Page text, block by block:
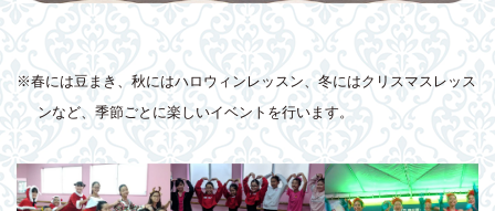
※春には豆まき、秋にはハロウィンレッスン、冬にはクリスマスレッス
ンなど、季節ごとに楽しいイベントを行います。